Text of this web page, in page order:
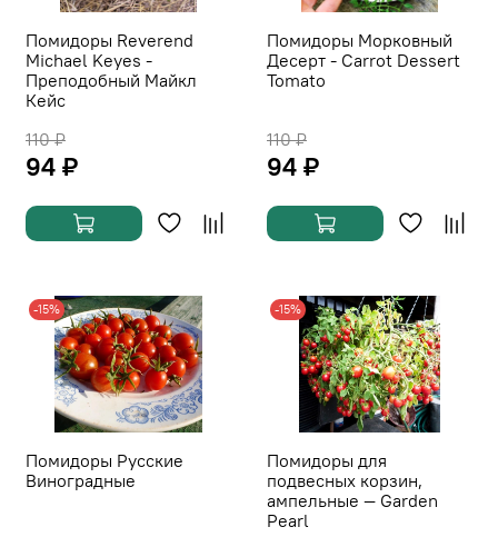
Помидоры Reverend
Michael Keyes -
Преподобный Майкл
Кейс
110 ₽
94 ₽
Помидоры Морковный
Десерт - Carrot Dessert
Tomato
110 ₽
94 ₽
-15%
Помидоры Русские
Виноградные
-15%
Помидоры для
подвесных корзин,
ампельные — Garden
Pearl